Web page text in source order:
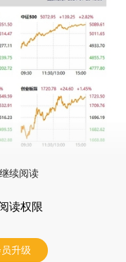
续阅读
读权限
升级